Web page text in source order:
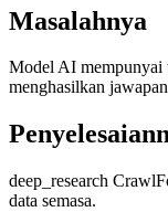
Masalahnya
Model AI mempunyai
menghasilkan
deep_research
data semasa.